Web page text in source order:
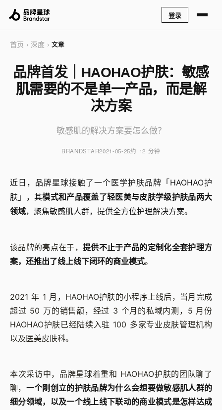
登录
首页 › 深度 › 文章
品牌首发｜HAOHAO护肤：敏感
肌需要的不是单一产品，而是解
决方案
敏感肌的解决方案要怎么做？
BRANDSTAR2021-05-25约 12 分钟
近日， 品牌星球接触了一个医学护肤品牌「HAOHAO护
肤」，其模式和产品覆盖了轻医美与皮肤学级护肤品两大
领域， 聚焦敏感肌人群，提供全方位护理解决方案。
该品牌的亮点在于，提供不止于产品的定制化全套护理方
案，还推出了线上线下闭环的商业模式。
2021 年 1 月，HAOHAO护肤的小程序上线后，当月完成
超过 50 万的销售额，经过 3 个月的私域内测，5 月份
HAOHAO护肤已经陆续入驻 100 多家专业皮肤管理机构
以及医美皮肤科。
本次采访中，品牌星球着重和 HAOHAO护肤的团队聊了
聊， 一个刚创立的护肤品牌为什么会想要做敏感肌人群的
细分领域，以及一个线上线下联动的商业模式是怎样达成